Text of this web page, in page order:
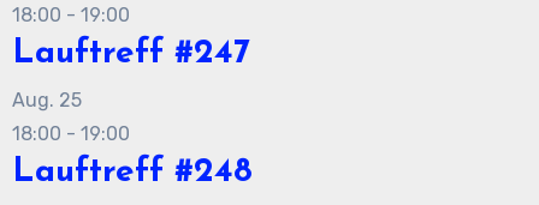
18:00 - 19:00
Lauftreff #247
Aug. 25
18:00 - 19:00
Lauftreff #248